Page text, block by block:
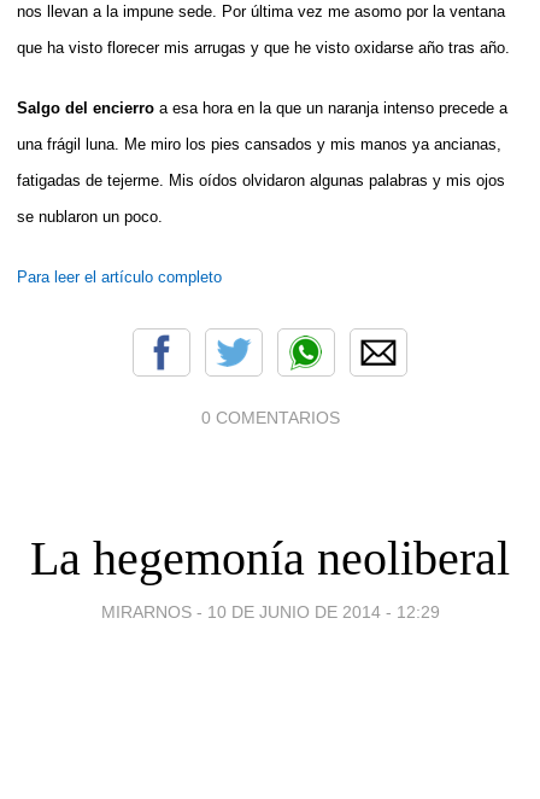
nos llevan a la impune sede. Por última vez me asomo por la ventana
que ha visto florecer mis arrugas y que he visto oxidarse año tras año.
Salgo del encierro a esa hora en la que un naranja intenso precede a
una frágil luna. Me miro los pies cansados y mis manos ya ancianas,
fatigadas de tejerme. Mis oídos olvidaron algunas palabras y mis ojos
se nublaron un poco.
Para leer el artículo completo
0 COMENTARIOS
La hegemonía neoliberal
MIRARNOS - 10 DE JUNIO DE 2014 - 12:29